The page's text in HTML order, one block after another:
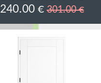
240.00 € 301.00 €